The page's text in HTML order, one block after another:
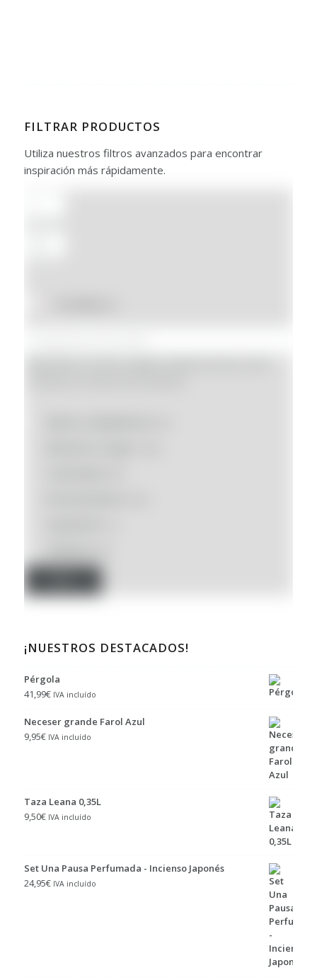
FILTRAR PRODUCTOS
Utiliza nuestros filtros avanzados para encontrar
inspiración más rápidamente.
¡NUESTROS DESTACADOS!
Pérgola
41,99€ IVA incluído
Neceser grande Farol Azul
9,95€ IVA incluído
Taza Leana 0,35L
9,50€ IVA incluído
Set Una Pausa Perfumada - Incienso Japonés
24,95€ IVA incluído